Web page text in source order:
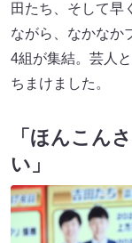
田たち、そして早
ながら、なかなか
4組が集結。芸人
ちまけました。
「ほんこん
い」